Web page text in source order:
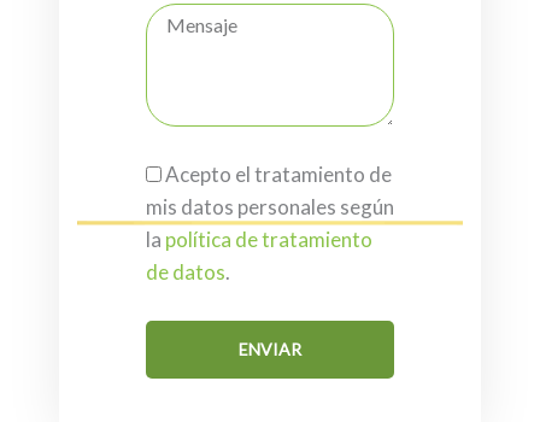
Acepto el tratamiento de
mis datos personales según
la política de tratamiento
de datos.
ENVIAR